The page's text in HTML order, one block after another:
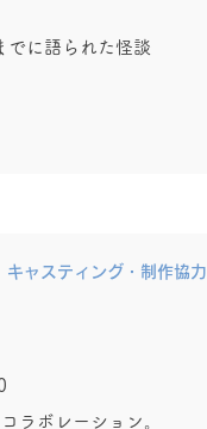
でに語られた怪談
​キャスティング・制作協力
ラボレーション。